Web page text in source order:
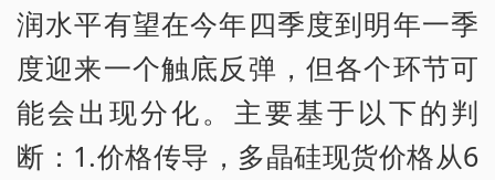
润水平有望在今年四季度到明年一季
度迎来一个触底反弹，但各个环节可
能会出现分化。主要基于以下的判
断：1.价格传导，多晶硅现货价格从6